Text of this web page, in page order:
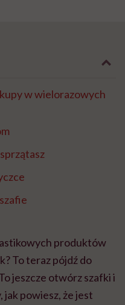
w wielorazowych
produktów
To teraz pójdź do
jeszcze otwórz szafki i
powiesz, że jest